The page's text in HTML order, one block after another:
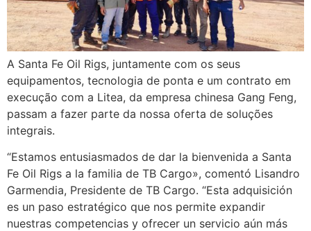
A Santa Fe Oil Rigs, juntamente com os seus
equipamentos, tecnologia de ponta e um contrato em
execução com a Litea, da empresa chinesa Gang Feng,
passam a fazer parte da nossa oferta de soluções
integrais.
“Estamos entusiasmados de dar la bienvenida a Santa
Fe Oil Rigs a la familia de TB Cargo», comentó Lisandro
Garmendia, Presidente de TB Cargo. “Esta adquisición
es un paso estratégico que nos permite expandir
nuestras competencias y ofrecer un servicio aún más